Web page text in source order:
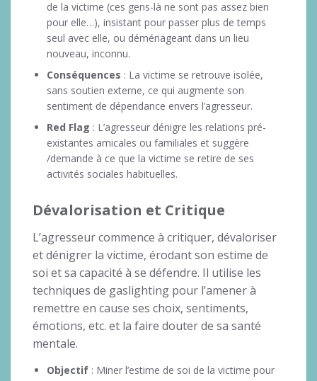
de la victime (ces gens-là ne sont pas assez bien
pour elle…), insistant pour passer plus de temps
seul avec elle, ou déménageant dans un lieu
nouveau, inconnu.
Conséquences : La victime se retrouve isolée,
sans soutien externe, ce qui augmente son
sentiment de dépendance envers l’agresseur.
Red Flag : L’agresseur dénigre les relations pré-
existantes amicales ou familiales et suggère
/demande à ce que la victime se retire de ses
activités sociales habituelles.
Dévalorisation et Critique
L’agresseur commence à critiquer, dévaloriser
et dénigrer la victime, érodant son estime de
soi et sa capacité à se défendre. Il utilise les
techniques de gaslighting pour l’amener à
remettre en cause ses choix, sentiments,
émotions, etc. et la faire douter de sa santé
mentale.
Objectif : Miner l’estime de soi de la victime pour